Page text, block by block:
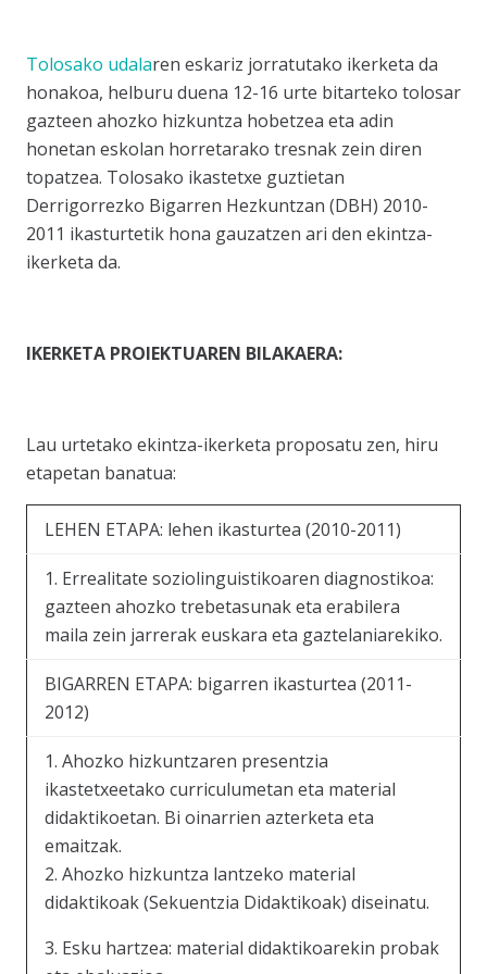
Tolosako udalaren eskariz jorratutako ikerketa da
honakoa, helburu duena 12-16 urte bitarteko tolosar
gazteen ahozko hizkuntza hobetzea eta adin
honetan eskolan horretarako tresnak zein diren
topatzea. Tolosako ikastetxe guztietan
Derrigorrezko Bigarren Hezkuntzan (DBH) 2010-
2011 ikasturtetik hona gauzatzen ari den ekintza-
ikerketa da.
IKERKETA PROIEKTUAREN BILAKAERA:
Lau urtetako ekintza-ikerketa proposatu zen, hiru
etapetan banatua:
LEHEN ETAPA: lehen ikasturtea (2010-2011)
1. Errealitate soziolinguistikoaren diagnostikoa:
gazteen ahozko trebetasunak eta erabilera
maila zein jarrerak euskara eta gaztelaniarekiko.
BIGARREN ETAPA: bigarren ikasturtea (2011-
2012)
1. Ahozko hizkuntzaren presentzia
ikastetxeetako curriculumetan eta material
didaktikoetan. Bi oinarrien azterketa eta
emaitzak.
2. Ahozko hizkuntza lantzeko material
didaktikoak (Sekuentzia Didaktikoak) diseinatu.
3. Esku hartzea: material didaktikoarekin probak